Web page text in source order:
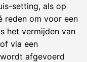
setting, als op
reden om voor een
het vermijden van
via een
afgevoerd